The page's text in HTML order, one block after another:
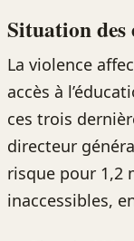
Situation des
La violence
accès à
ces trois
directeur
risque pour 1,2
inaccessibles,